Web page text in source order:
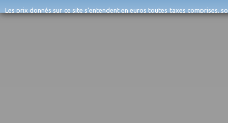
Les prix donnés sur ce site s'entendent en euros toutes taxes comprises,
erreurs d'encodage, et sauf épuisement du stock et/ou impossibilité de